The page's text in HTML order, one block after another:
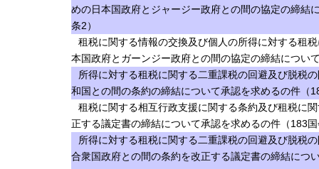
めの日本国政府とジャージー政府との間の協定の締結
条2）
租税に関する情報の交換及び個人の所得に対する租
本国政府とガーンジー政府との間の協定の締結につい
所得に対する租税に関する二重課税の回避及び脱税
和国との間の条約の締結について承認を求めるの件（
租税に関する相互行政支援に関する条約及び租税に
正する議定書の締結について承認を求めるの件（183
所得に対する租税に関する二重課税の回避及び脱税
合衆国政府との間の条約を改正する議定書の締結につ